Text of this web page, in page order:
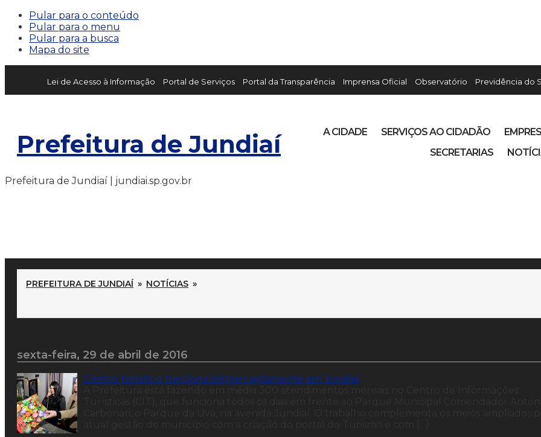
Pular para o conteúdo
Pular para o menu
Pular para a busca
Mapa do site
Lei de Acesso à Informação Portal de Serviços Portal da Transparência Imprensa Oficial Observatório Previdência do
Prefeitura de Jundiaí A CIDADE SERVIÇOS AO CIDADÃO
SECRETARIAS
Prefeitura de Jundiaí | jundiai.sp.gov.br
PREFEITURA DE JUNDIAÍ » NOTÍCIAS »
sexta-feira, 29 de abril de 2016
Centro turístico funciona ininterruptamente em Jundiaí